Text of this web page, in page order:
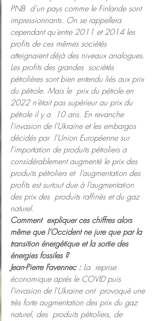
PNB  d’un pays comme le Finlande sont
impressionnants. On se rappellera
cependant qu’entre 2011 et 2014 les
profits de ces mêmes sociétés
atteignaient déjà des niveaux analogues.
Les profits des grandes  sociétés
pétrolières sont bien entendu liés aux prix
du pétrole. Mais le  prix du pétrole en
2022 n’était pas supérieur au prix du
pétrole il y a  10 ans. En revanche
l’invasion de l’Ukraine et les embargos
décidés par  l’Union Européenne sur
l’importation de produits pétroliers a
considérablement augmenté le prix des
produits pétroliers et  l’augmentation des
profits est surtout due à l’augmentation
des prix des  produits raffinés et du gaz
naturel.
Comment  expliquer ces chiffres alors
même que l’Occident ne jure que par la
transition énergétique et la sortie des
énergies fossiles ?
Jean-Pierre Favennec : La  reprise
économique après le COVID puis
l’invasion de l’Ukraine ont  provoqué une
très forte augmentation des prix du gaz
naturel, des  produits pétroliers, de